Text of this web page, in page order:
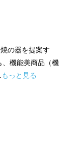
避けて保存して下
※コーヒー粉：賞
の器を提案す
、機能美商品（機
もっと見る